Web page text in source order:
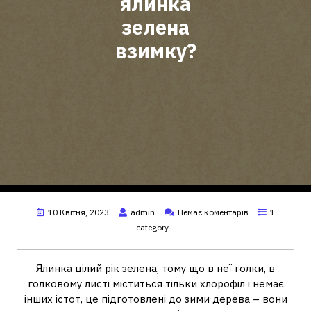
зелена
взимку?
10 Квітня, 2023 admin Немає коментарів
1
category
Ялинка цілий рік зелена, тому що в неї голки, в
голковому листі міститься тільки хлорофіл і немає
інших істот, це підготовлені до зими дерева – вони